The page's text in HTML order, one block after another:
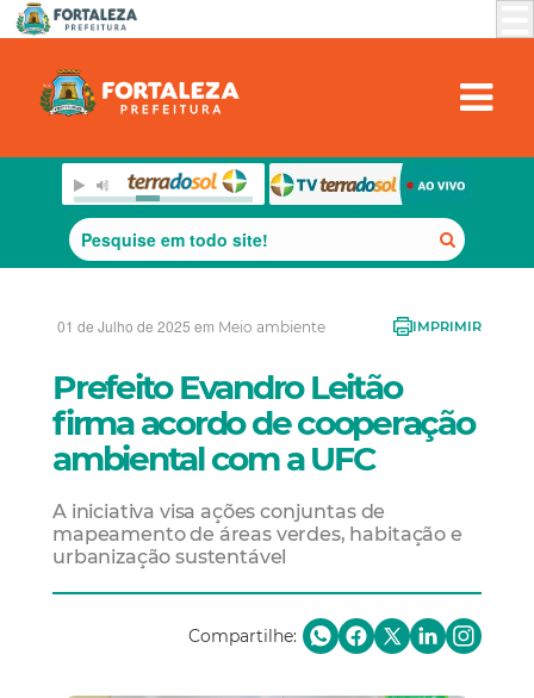
01 de Julho de 2025 em Meio ambiente IMPRIMIR
Prefeito Evandro Leitão
firma acordo de cooperação
ambiental com a UFC
A iniciativa visa ações conjuntas de
mapeamento de áreas verdes, habitação e
urbanização sustentável
Compartilhe: